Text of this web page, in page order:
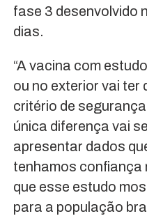
fase 3 desenvolvido
dias.
“A vacina com
ou no exterior vai ter
critério de
única diferença vai
apresentar dados
tenhamos confiança
que esse estudo
para a população